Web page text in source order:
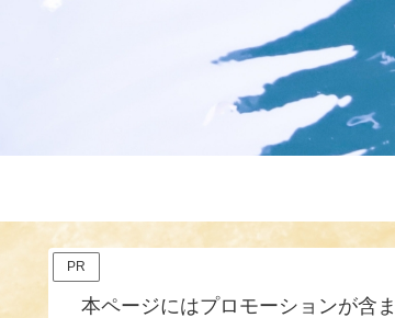
PR
本ページにはプロモーションが含